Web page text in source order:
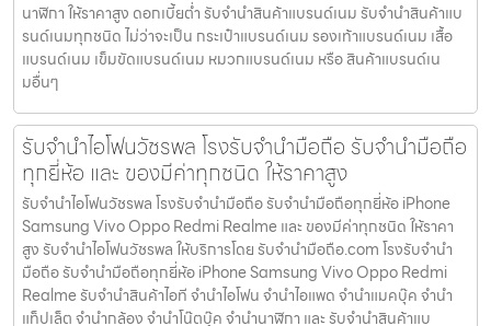
นาฬิกา ให้ราคาสูง ดอกเบี้ยต่ำ รับจำนำสินค้าแบรนด์เนม รับจำนำสินค้าแบ
รนด์เนมทุกชนิด ไม่ว่าจะเป็น กระเป๋าแบรนด์เนม รองเท้าแบรนด์เนม เสื้อ
แบรนด์เนม เข็มขัดแบรนด์เนม หมวกแบรนด์เนม หรือ สินค้าแบรนด์เน
มอื่นๆ
รับจำนำไอโฟนวัชรพล โรงรับจำนำมือถือ รับจำนำมือถือ
ทุกยี่ห้อ และ ของมีค่าทุกชนิด ให้ราคาสูง
รับจำนำไอโฟนวัชรพล โรงรับจำนำมือถือ รับจำนำมือถือทุกยี่ห้อ iPhone
Samsung Vivo Oppo Redmi Realme และ ของมีค่าทุกชนิด ให้ราคา
สูง รับจำนำไอโฟนวัชรพล ให้บริการโดย รับจํานํามือถือ.com โรงรับจำนำ
มือถือ รับจำนำมือถือทุกยี่ห้อ iPhone Samsung Vivo Oppo Redmi
Realme รับจำนำสินค้าไอที จำนำไอโฟน จำนำไอแพด จำนำแมคบุ๊ค จำนำ
แท็ปเล็ต จำนำกล้อง จำนำโน๊ตบุ๊ค จำนำนาฬิกา และ รับจำนำสินค้าแบ